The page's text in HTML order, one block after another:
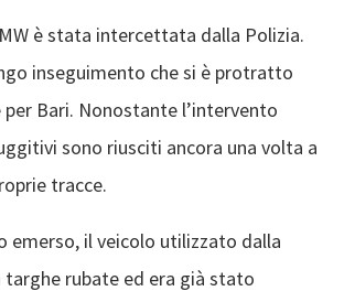
è stata intercettata dalla Polizia.
inseguimento che si è protratto
Bari. Nonostante l’intervento
sono riusciti ancora una volta a
tracce.
emerso, il veicolo utilizzato dalla
targhe rubate ed era già stato